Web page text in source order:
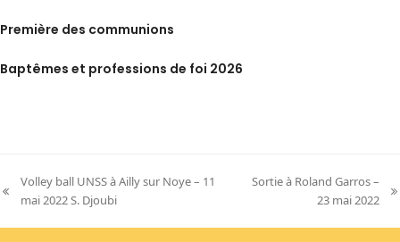
Première des communions
Baptêmes et professions de foi 2026
previous
Volley ball UNSS à Ailly sur Noye – 11
mai 2022 S. Djoubi
Sortie à Roland Garros –
23 mai 2022